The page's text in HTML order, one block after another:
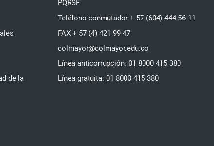
de la
PQRSF
Teléfono conmutador + 57 (604) 444 56 11
FAX + 57 (4) 421 99 47
colmayor@colmayor.edu.co
Línea anticorrupción: 01 8000 415 380
Línea gratuita: 01 8000 415 380